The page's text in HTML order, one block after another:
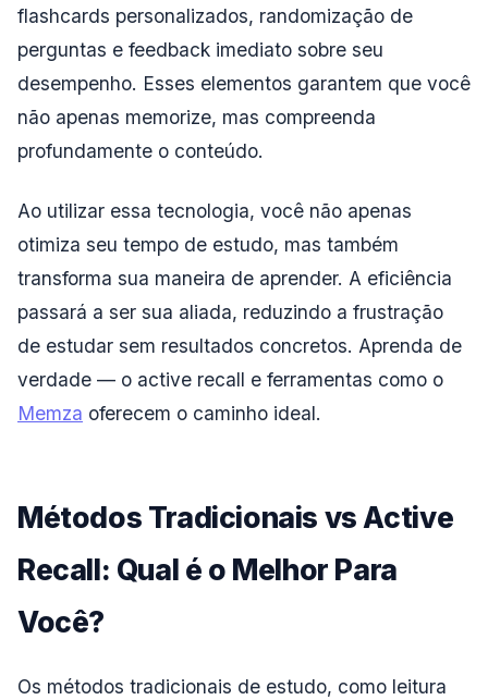
flashcards personalizados, randomização de
perguntas e feedback imediato sobre seu
desempenho. Esses elementos garantem que você
não apenas memorize, mas compreenda
profundamente o conteúdo.
Ao utilizar essa tecnologia, você não apenas
otimiza seu tempo de estudo, mas também
transforma sua maneira de aprender. A eficiência
passará a ser sua aliada, reduzindo a frustração
de estudar sem resultados concretos. Aprenda de
verdade — o active recall e ferramentas como o
Memza oferecem o caminho ideal.
Métodos Tradicionais vs Active
Recall: Qual é o Melhor Para
Você?
Os métodos tradicionais de estudo, como leitura